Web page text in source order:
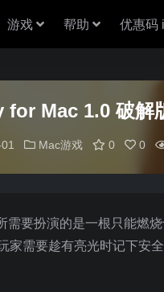
游戏 帮助 优惠码
Mac 1.0 破解
Mac游戏 0 0
要扮演的是一根只能燃
家需要趁有亮光时记下安